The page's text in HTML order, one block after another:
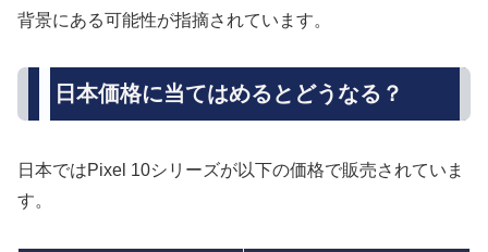
背景にある可能性が指摘されています。
日本価格に当てはめるとどうなる？
日本ではPixel 10シリーズが以下の価格で販売されていま
す。